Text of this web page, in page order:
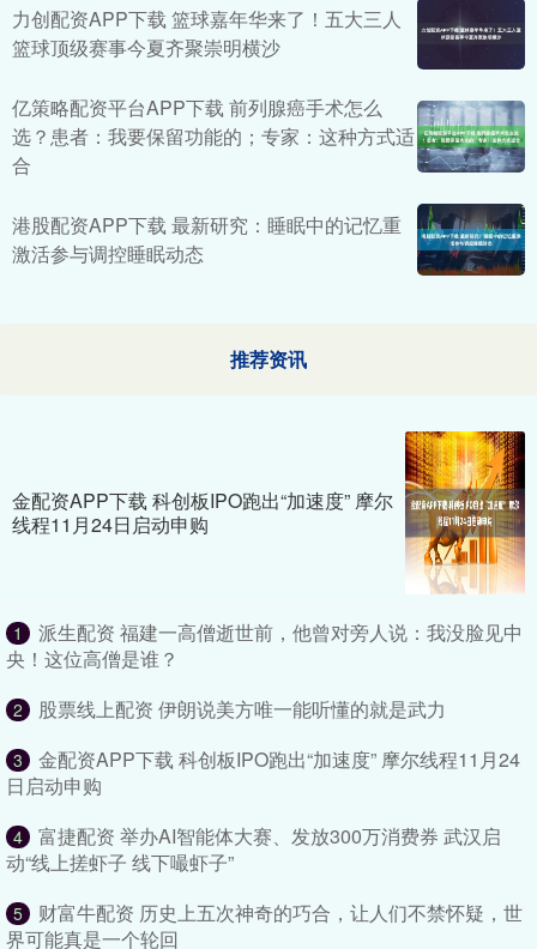
力创配资APP下载 篮球嘉年华来了！五大三人
篮球顶级赛事今夏齐聚崇明横沙
亿策略配资平台APP下载 前列腺癌手术怎么
选？患者：我要保留功能的；专家：这种方式适
合
港股配资APP下载 最新研究：睡眠中的记忆重
激活参与调控睡眠动态
推荐资讯
金配资APP下载 科创板IPO跑出“加速度” 摩尔
线程11月24日启动申购
1
派生配资 福建一高僧逝世前，他曾对旁人说：我没脸见中
央！这位高僧是谁？
2 股票线上配资 伊朗说美方唯一能听懂的就是武力
3
金配资APP下载 科创板IPO跑出“加速度” 摩尔线程11月24
日启动申购
4
富捷配资 举办AI智能体大赛、发放300万消费券 武汉启
动“线上搓虾子 线下嘬虾子”
5
财富牛配资 历史上五次神奇的巧合，让人们不禁怀疑，世
界可能真是一个轮回